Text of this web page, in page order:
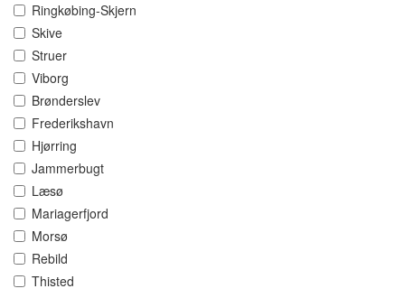
Ringkøbing-Skjern
Skive
Struer
Viborg
Brønderslev
Frederikshavn
Hjørring
Jammerbugt
Læsø
Mariagerfjord
Morsø
Rebild
Thisted